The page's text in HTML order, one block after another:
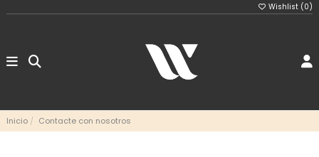
Wishlist (0)
Inicio Contacte con nosotros